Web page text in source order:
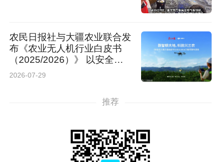
农民日报社与大疆农业联合发
布《农业无人机行业白皮书
（2025/2026）》 以安全规
范护航农业低空经济高质量发
2026-07-29
推荐